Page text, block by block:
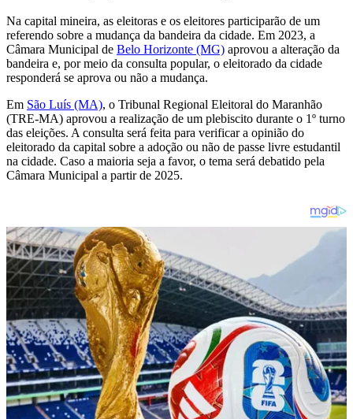
Na capital mineira, as eleitoras e os eleitores participarão de um
referendo sobre a mudança da bandeira da cidade. Em 2023, a
Câmara Municipal de Belo Horizonte (MG) aprovou a alteração da
bandeira e, por meio da consulta popular, o eleitorado da cidade
responderá se aprova ou não a mudança.
Em São Luís (MA), o Tribunal Regional Eleitoral do Maranhão
(TRE-MA) aprovou a realização de um plebiscito durante o 1º turno
das eleições. A consulta será feita para verificar a opinião do
eleitorado da capital sobre a adoção ou não de passe livre estudantil
na cidade. Caso a maioria seja a favor, o tema será debatido pela
Câmara Municipal a partir de 2025.